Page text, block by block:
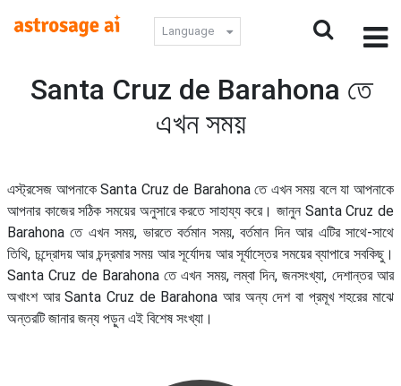
Language
Santa Cruz de Barahona তে
এখন সময়
এস্ট্রসেজ আপনাকে Santa Cruz de Barahona তে এখন সময় বলে যা আপনাকে
আপনার কাজের সঠিক সময়ের অনুসারে করতে সাহায্য করে। জানুন Santa Cruz de
Barahona তে এখন সময়, ভারতে বর্তমান সময়, বর্তমান দিন আর এটির সাথে-সাথে
তিথি, চন্দ্রোদয় আর চন্দ্রমার সময় আর সূর্যোদয় আর সূর্যাস্তের সময়ের ব্যাপারে সবকিছু।
Santa Cruz de Barahona তে এখন সময়, লম্বা দিন, জনসংখ্যা, দেশান্তর আর
অখাংশ আর Santa Cruz de Barahona আর অন্য দেশ বা প্রমূখ শহরের মাঝে
অন্তরটি জানার জন্য পড়ুন এই বিশেষ সংখ্যা।